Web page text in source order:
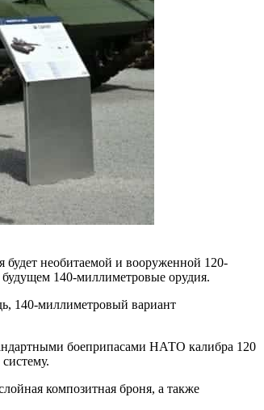
необитаемой и вооруженной 120-
140-миллиметровые орудия.
140-миллиметровый вариант
боеприпасами НАТО калибра 120
композитная броня, а также